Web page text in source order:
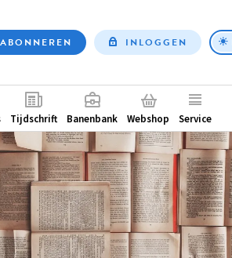
ABONNEREN INLOGGEN
Tijdschrift Banenbank Webshop Service